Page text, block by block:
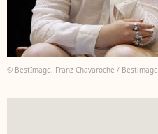
© BestImage, Franz Chavaroche / Bestimage